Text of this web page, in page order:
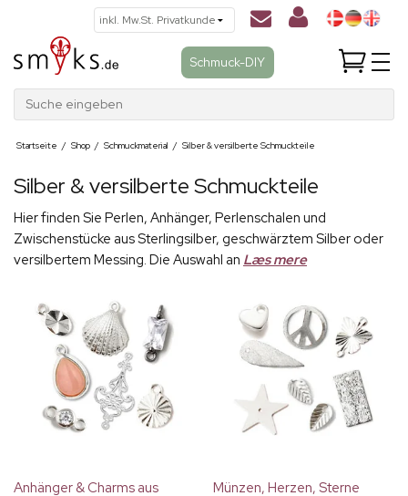
Schmuck-DIY
Suche eingeben
Startseite / Shop / Schmuckmaterial / Silber & versilberte Schmuckteile
Silber & versilberte Schmuckteile
Hier finden Sie Perlen, Anhänger, Perlenschalen und
Zwischenstücke aus Sterlingsilber, geschwärztem Silber oder
versilbertem Messing. Die Auswahl an Læs mere
Anhänger & Charms aus
Münzen, Herzen, Sterne